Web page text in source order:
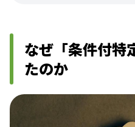
なぜ「条件付特
たのか